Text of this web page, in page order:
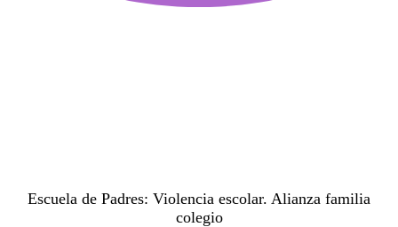
Escuela de Padres: Violencia escolar. Alianza familia
colegio